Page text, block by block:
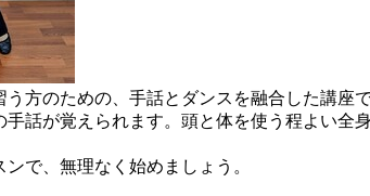
方のための、手話とダンスを融合した講座で
話が覚えられます。頭と体を使う程よい全
で、無理なく始めましょう。